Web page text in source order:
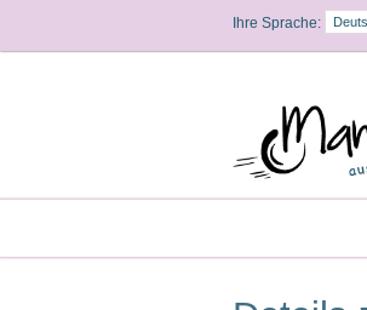
Ihre Sprache: